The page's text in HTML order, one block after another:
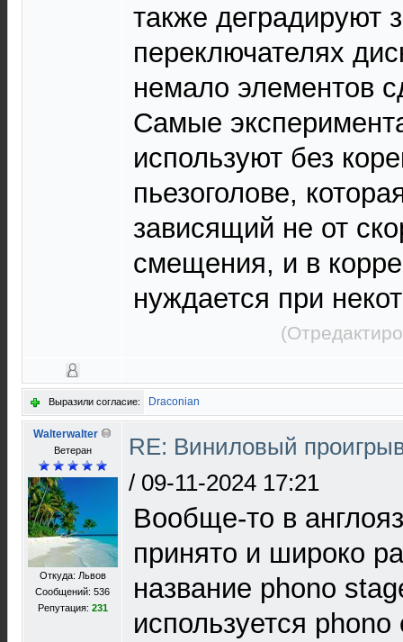
также деградируют
переключателях
немало элементов
Самые
используют без
пьезоголове,
зависящий не от
смещения, и в
нуждается при
Выразили согласие: Draconian
Walterwalter
Ветеран
Откуда: Львов
Сообщений: 536
Репутация: 231
RE: Виниловый
/ 09-11-2024 17:21
Вообще-то в
принято и широко
название phono
используется